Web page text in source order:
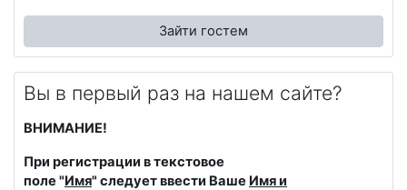
Зайти гостем
Вы в первый раз на нашем сайте?
ВНИМАНИЕ!
При регистрации в текстовое
поле"Имя" следует ввести Ваше Имя и